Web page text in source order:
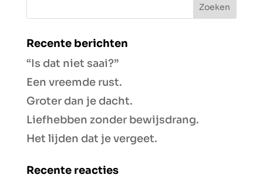
Recente berichten
“Is dat niet saai?”
Een vreemde rust.
Groter dan je dacht.
Liefhebben zonder bewijsdrang.
Het lijden dat je vergeet.
Recente reacties